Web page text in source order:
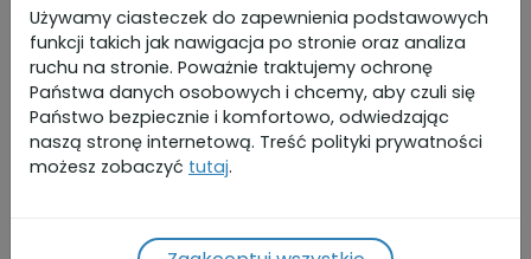
Używamy ciasteczek do zapewnienia podstawowych
funkcji takich jak nawigacja po stronie oraz analiza
ruchu na stronie. Poważnie traktujemy ochronę
Państwa danych osobowych i chcemy, aby czuli się
Państwo bezpiecznie i komfortowo, odwiedzając
naszą stronę internetową. Treść polityki prywatności
możesz zobaczyć tutaj.
Mała Infrastruktura Publiczna
Granty
Projekty Współpracy
Operacje Własne